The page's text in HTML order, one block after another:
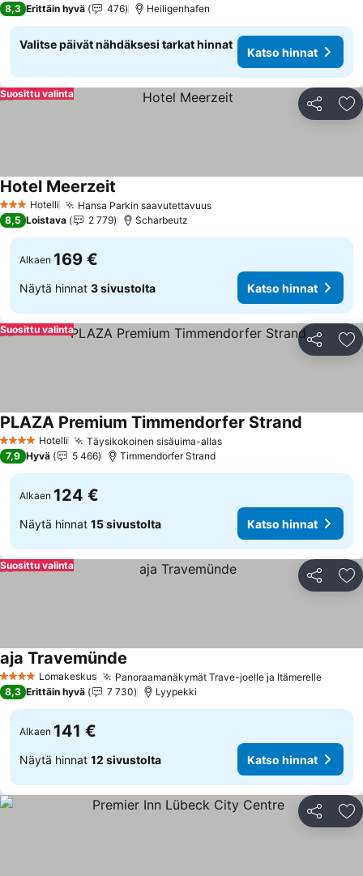
8,3 Erittäin hyvä 476 Heiligenhafen
Valitse päivät nähdäksesi tarkat hinnat
Katso hinnat
Jaa
Suosittu valinta
3 Tähtiluokitus
Hotelli Hansa Parkin saavutettavuus
Hotel Meerzeit
8,5 Loistava 2 779 Scharbeutz
Alkaen 169 €
Näytä hinnat 3 sivustolta Katso hinnat
Jaa
Suosittu valinta
4 Tähtiluokitus
Hotelli Täysikokoinen sisäuima-allas
PLAZA Premium Timmendorfer Strand
7,9 Hyvä 5 466 Timmendorfer Strand
Alkaen 124 €
Näytä hinnat 15 sivustolta Katso hinnat
Jaa
Suosittu valinta
4 TähtiluokitusLomakeskus Panoraamanäkymät Trave-joelle ja Itämerelle
aja Travemünde
8,3 Erittäin hyvä 7 730 Lyypekki
Alkaen 141 €
Näytä hinnat 12 sivustolta Katso hinnat
Jaa